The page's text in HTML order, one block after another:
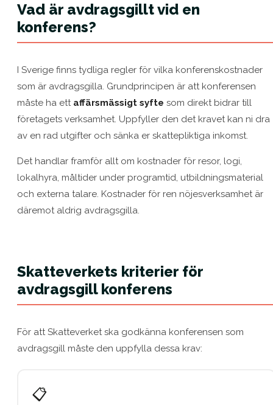
Vad är avdragsgillt vid en
konferens?
I Sverige finns tydliga regler för vilka konferenskostnader
som är avdragsgilla. Grundprincipen är att konferensen
måste ha ett affärsmässigt syfte som direkt bidrar till
företagets verksamhet. Uppfyller den det kravet kan ni dra
av en rad utgifter och sänka er skattepliktiga inkomst.
Det handlar framför allt om kostnader för resor, logi,
lokalhyra, måltider under programtid, utbildningsmaterial
och externa talare. Kostnader för ren nöjesverksamhet är
däremot aldrig avdragsgilla.
Skatteverkets kriterier för
avdragsgill konferens
För att Skatteverket ska godkänna konferensen som
avdragsgill måste den uppfylla dessa krav:
📋